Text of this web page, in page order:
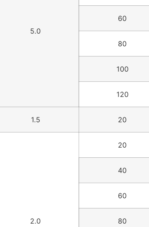
5.0
60
80
100
120
1.5 20
2.0
20
40
60
80